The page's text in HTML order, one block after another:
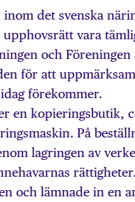
inom det svenska
vara
och
för att
förekommer.
en kopieringsbutik,
På
lagringen av
och lämnade in en